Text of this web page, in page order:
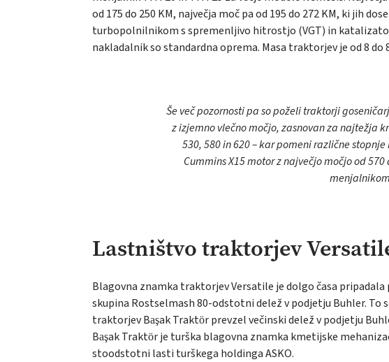
od 175 do 250 KM, največja moč pa od 195 do 272 KM, ki jih
turbopolnilnikom s spremenljivo hitrostjo (VGT) in
nakladalnik so standardna oprema. Masa traktorjev je od 8
Še več pozornosti pa so poželi traktorji
z izjemno vlečno močjo, zasnovan za najtežja
530, 580 in 620 – kar pomeni različne
Cummins X15 motor z največjo močjo od
Lastništvo traktorjev
Blagovna znamka traktorjev Versatile je dolgo časa
skupina Rostselmash 80-odstotni delež v podjetju Buhler. To
traktorjev Başak Traktör prevzel večinski delež v podjetju
Başak Traktör je turška blagovna znamka kmetijske
stoodstotni lasti turškega holdinga ASKO.